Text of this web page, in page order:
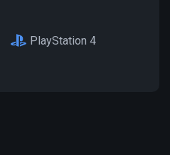
PlayStation 4